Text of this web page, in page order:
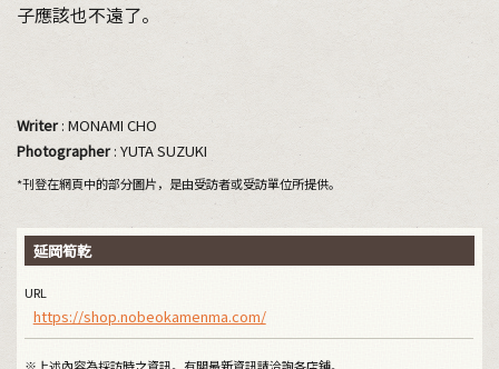
子應該也不遠了。
Writer: MONAMI CHO
Photographer: YUTA SUZUKI
*刊登在網頁中的部分圖片，是由受訪者或受訪單位所提供。
延岡筍乾
URL
https://shop.nobeokamenma.com/